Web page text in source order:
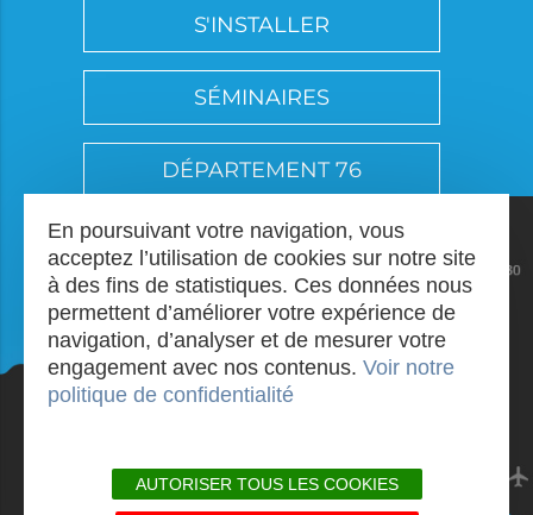
S'INSTALLER
SÉMINAIRES
DÉPARTEMENT 76
En poursuivant votre navigation, vous
acceptez l’utilisation de cookies sur notre site
à des fins de statistiques. Ces données nous
permettent d’améliorer votre expérience de
navigation, d’analyser et de mesurer votre
engagement avec nos contenus. Voir notre
politique de confidentialité
AUTORISER TOUS LES COOKIES